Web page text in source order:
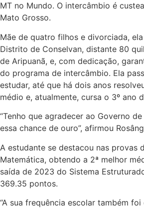
MT no Mundo. O intercâmbio é
Mato Grosso.
Mãe de quatro filhos e divorciada,
Distrito de Conselvan, distante 80
de Aripuanã, e, com dedicação,
do programa de intercâmbio. Ela
estudar, até que há dois anos
médio e, atualmente, cursa o 3º ano
“Tenho que agradecer ao Governo
essa chance de ouro”, afirmou
A estudante se destacou nas provas
Matemática, obtendo a 2ª melhor
saída de 2023 do Sistema
369.35 pontos.
“A sua frequência escolar também